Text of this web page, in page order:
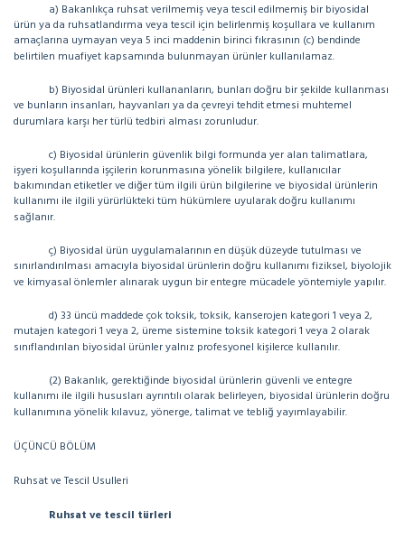
a) Bakanlıkça ruhsat verilmemiş veya tescil edilmemiş bir biyosidal
ürün ya da ruhsatlandırma veya tescil için belirlenmiş koşullara ve kullanım
amaçlarına uymayan veya 5 inci maddenin birinci fıkrasının (c) bendinde
belirtilen muafiyet kapsamında bulunmayan ürünler kullanılamaz.
b) Biyosidal ürünleri kullananların, bunları doğru bir şekilde kullanması
ve bunların insanları, hayvanları ya da çevreyi tehdit etmesi muhtemel
durumlara karşı her türlü tedbiri alması zorunludur.
c) Biyosidal ürünlerin güvenlik bilgi formunda yer alan talimatlara,
işyeri koşullarında işçilerin korunmasına yönelik bilgilere, kullanıcılar
bakımından etiketler ve diğer tüm ilgili ürün bilgilerine ve biyosidal ürünlerin
kullanımı ile ilgili yürürlükteki tüm hükümlere uyularak doğru kullanımı
sağlanır.
ç) Biyosidal ürün uygulamalarının en düşük düzeyde tutulması ve
sınırlandırılması amacıyla biyosidal ürünlerin doğru kullanımı fiziksel, biyolojik
ve kimyasal önlemler alınarak uygun bir entegre mücadele yöntemiyle yapılır.
d) 33 üncü maddede çok toksik, toksik, kanserojen kategori 1 veya 2,
mutajen kategori 1 veya 2, üreme sistemine toksik kategori 1 veya 2 olarak
sınıflandırılan biyosidal ürünler yalnız profesyonel kişilerce kullanılır.
(2) Bakanlık, gerektiğinde biyosidal ürünlerin güvenli ve entegre
kullanımı ile ilgili hususları ayrıntılı olarak belirleyen, biyosidal ürünlerin doğru
kullanımına yönelik kılavuz, yönerge, talimat ve tebliğ yayımlayabilir.
ÜÇÜNCÜ BÖLÜM
Ruhsat ve Tescil Usulleri
Ruhsat ve tescil türleri